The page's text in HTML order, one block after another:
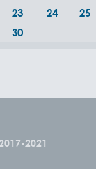
23 24 25
30
2021